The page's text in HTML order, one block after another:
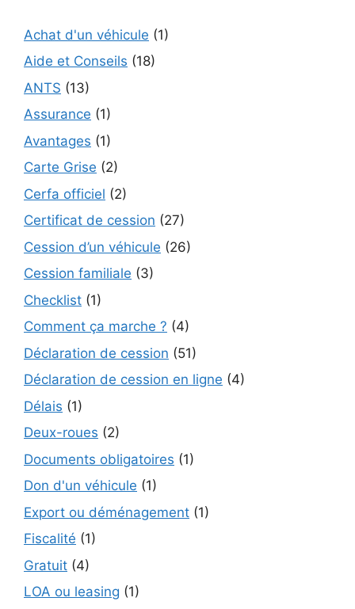
Achat d'un véhicule (1)
Aide et Conseils (18)
ANTS (13)
Assurance (1)
Avantages (1)
Carte Grise (2)
Cerfa officiel (2)
Certificat de cession (27)
Cession d’un véhicule (26)
Cession familiale (3)
Checklist (1)
Comment ça marche ? (4)
Déclaration de cession (51)
Déclaration de cession en ligne (4)
Délais (1)
Deux-roues (2)
Documents obligatoires (1)
Don d'un véhicule (1)
Export ou déménagement (1)
Fiscalité (1)
Gratuit (4)
LOA ou leasing (1)